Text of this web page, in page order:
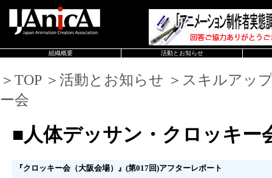
組織概要 活動とお知らせ
＞TOP ＞活動とお知らせ ＞スキルアッ
ー会
■人体デッサン・クロッキー
『クロッキー会（大阪会場）』(第017回)アフターレポート